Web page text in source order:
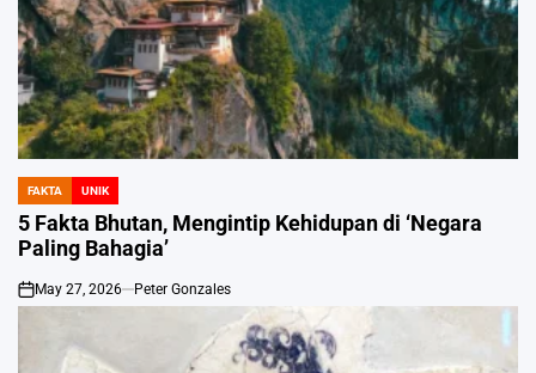
POSTED
IN
FAKTA UNIK
5 Fakta Bhutan, Mengintip Kehidupan di ‘Negara
Paling Bahagia’
on
May 27, 2026 Peter Gonzales